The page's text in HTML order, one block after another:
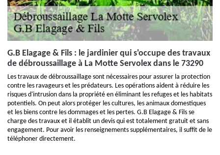
G.B Elagage & Fils : le jardinier qui s'occupe des travaux
de débroussaillage à La Motte Servolex dans le 73290
Les travaux de débroussaillage sont nécessaires pour assurer la protection
contre les ravageurs et les prédateurs. Les opérations aident à réduire les
risques d'intrusion dans la propriété en éliminant les refuges et les habitats
potentiels. On peut alors protéger les cultures, les animaux domestiques
et les biens contre les dommages et les pertes. G.B Elagage & Fils se
charge des travaux et il établit un devis qui est totalement gratuit et sans
engagement. Pour avoir les renseignements supplémentaires, il suffit de le
téléphoner directement.